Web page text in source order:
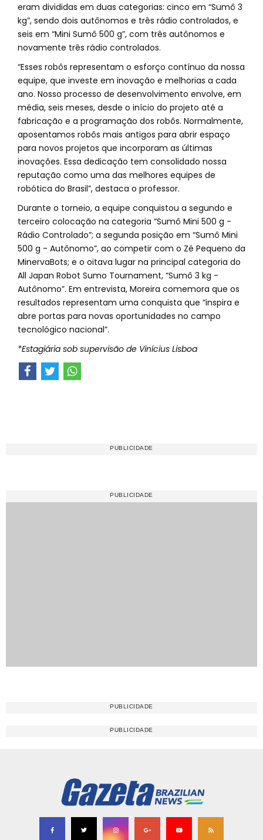
eram divididas em duas categorias: cinco em “Sumô 3
kg”, sendo dois autônomos e três rádio controlados, e
seis em “Mini Sumô 500 g”, com três autônomos e
novamente três rádio controlados.
“Esses robôs representam o esforço contínuo da nossa
equipe, que investe em inovação e melhorias a cada
ano. Nosso processo de desenvolvimento envolve, em
média, seis meses, desde o início do projeto até a
fabricação e a programação dos robôs. Normalmente,
aposentamos robôs mais antigos para abrir espaço
para novos projetos que incorporam as últimas
inovações. Essa dedicação tem consolidado nossa
reputação como uma das melhores equipes de
robótica do Brasil”, destaca o professor.
Durante o torneio, a equipe conquistou a segundo e
terceiro colocação na categoria “Sumô Mini 500 g -
Rádio Controlado”; a segunda posição em “Sumô Mini
500 g - Autônomo”, ao competir com o Zé Pequeno da
MinervaBots; e o oitava lugar na principal categoria do
All Japan Robot Sumo Tournament, “Sumô 3 kg -
Autônomo”. Em entrevista, Moreira comemora que os
resultados representam uma conquista que “inspira e
abre portas para novas oportunidades no campo
tecnológico nacional”.
*Estagiária sob supervisão de Vinícius Lisboa